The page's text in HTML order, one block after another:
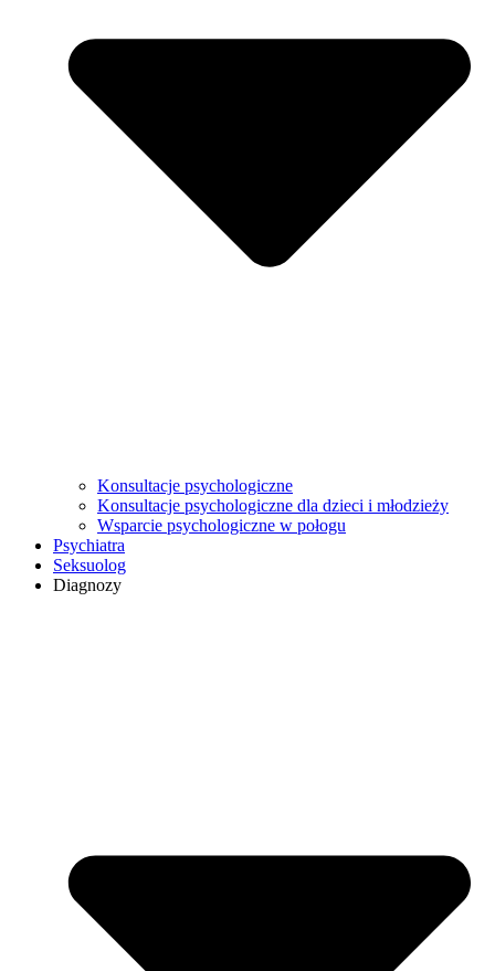
Konsultacje psychologiczne
Konsultacje psychologiczne dla dzieci i młodzieży
Wsparcie psychologiczne w połogu
Psychiatra
Seksuolog
Diagnozy